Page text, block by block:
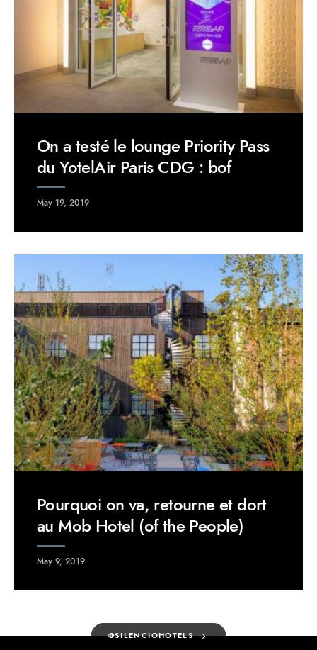
On a testé le lounge Priority Pass
du YotelAir Paris CDG : bof
May 19, 2019
Pourquoi on va, retourne et dort
au Mob Hotel (of the People)
May 9, 2019
@SILENCIOHOTELS